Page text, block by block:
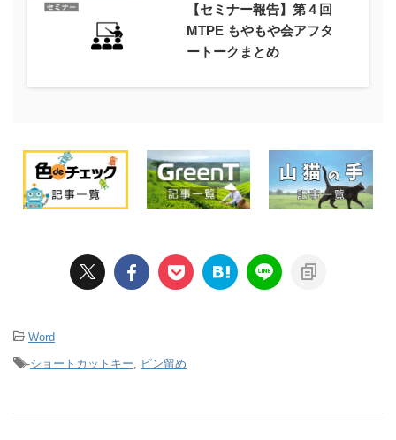
【セミナー報告】第４回
MTPE もやもや会アフタ
ートークまとめ
-Word
-ショートカットキー, ピン留め